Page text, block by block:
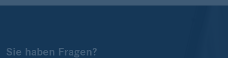
Sie haben Fragen?